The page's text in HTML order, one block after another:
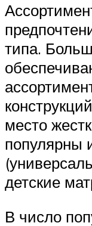
типа.
место
популярны
детские
В число